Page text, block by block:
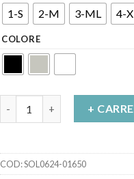
1-S 2-M 3-ML 4-
COLORE
+
COD:SOL0624-01650